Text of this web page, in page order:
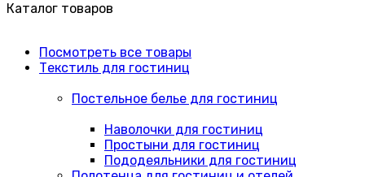
Каталог товаров
Посмотреть все товары
Текстиль для гостиниц
Постельное белье для гостиниц
Наволочки для гостиниц
Простыни для гостиниц
Пододеяльники для гостиниц